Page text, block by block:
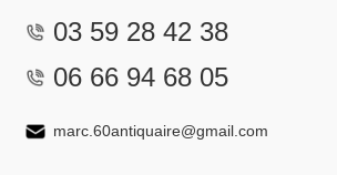
03 59 28 42 38
06 66 94 68 05
marc.60antiquaire@gmail.com